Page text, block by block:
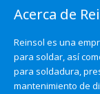
Acerca de
Reinsol es una
para soldar, así
para soldadura,
mantenimiento de